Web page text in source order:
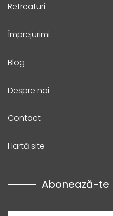
Retreaturi
Împrejurimi
Blog
Despre noi
Contact
Hartă site
Abonează-te